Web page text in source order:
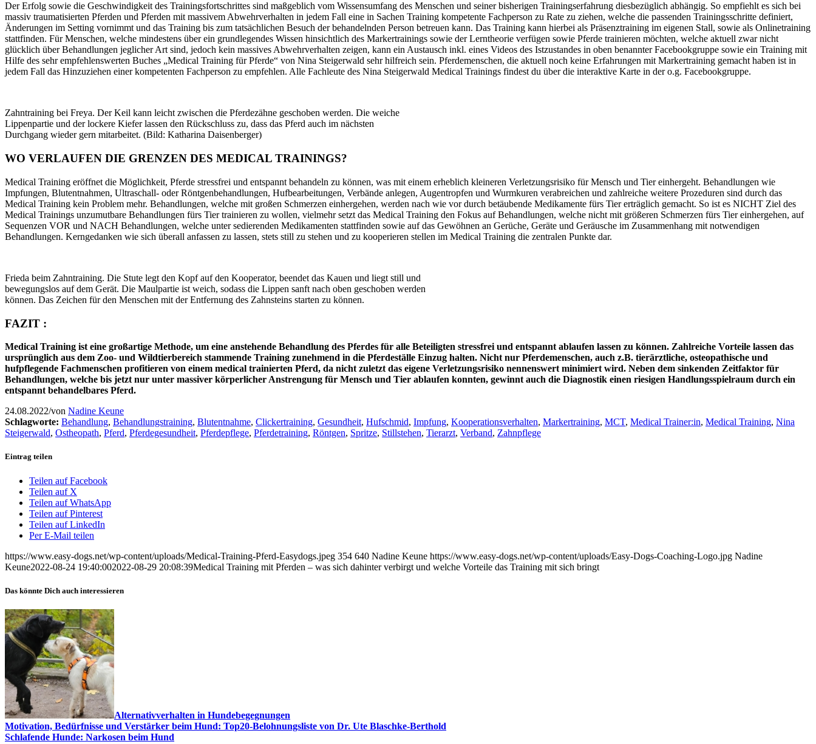
Der Erfolg sowie die Geschwindigkeit des Trainingsfortschrittes sind maßgeblich vom Wissensumfang des Menschen und seiner bisherigen Trainingserfahrung diesbezüglich abhängig. So empfiehlt es sich bei
massiv traumatisierten Pferden und Pferden mit massivem Abwehrverhalten in jedem Fall eine in Sachen Training kompetente Fachperson zu Rate zu ziehen, welche die passenden Trainingsschritte definiert,
Änderungen im Setting vornimmtund das Training bis zum tatsächlichen Besuch der behandelnden Person betreuen kann. Das Training kann hierbei als Präsenztraining im eigenen Stall, sowie als Onlinetraining
stattfinden. Für Menschen, welche mindestens über ein grundlegendes Wissen hinsichtlich des Markertrainings sowie der Lerntheorie verfügen sowie Pferde trainieren möchten, welche aktuell zwar nicht
glücklich überBehandlungen jeglicher Artsind, jedoch kein massives Abwehrverhalten zeigen, kann ein Austausch inkl. eines Videos des Istzustandes in oben benannter Facebookgruppe sowie ein Training mit
Hilfe des sehr empfehlenswerten Buches „Medical Training für Pferde“ von Nina Steigerwald sehr hilfreich sein. Pferdemenschen, die aktuell noch keine Erfahrungen mit Markertraining gemacht haben ist in
jedem Fall das Hinzuziehen einer kompetenten Fachperson zu empfehlen. Alle Fachleute des Nina Steigerwald Medical Trainings findest du über die interaktive Karte in der o.g. Facebookgruppe.
Zahntraining bei Freya. Der Keil kann leicht zwischen die Pferdezähne geschoben werden. Die weiche
Lippenpartie und der lockere Kiefer lassen den Rückschluss zu, dass das Pferd auch im nächsten
Durchgang wieder gern mitarbeitet. (Bild: Katharina Daisenberger)
WO VERLAUFEN DIE GRENZEN DES MEDICAL TRAININGS?
Medical Training eröffnet die Möglichkeit, Pferde stressfrei und entspannt behandeln zu können, was mit einem erheblich kleineren Verletzungsrisiko für Mensch und Tier einhergeht. Behandlungen wie
Impfungen, Blutentnahmen, Ultraschall- oder Röntgenbehandlungen, Hufbearbeitungen, Verbände anlegen, Augentropfen und Wurmkuren verabreichen und zahlreiche weitere Prozeduren sind durch das
Medical Training kein Problem mehr. Behandlungen, welche mit großen Schmerzen einhergehen, werden nach wie vor durch betäubende Medikamente fürs Tier erträglich gemacht. So ist es NICHT Ziel des
Medical Trainings unzumutbare Behandlungen fürs Tier trainieren zu wollen, vielmehr setzt das Medical Training den Fokus auf Behandlungen, welche nicht mit größeren Schmerzen fürs Tier einhergehen, auf
Sequenzen VOR und NACH Behandlungen, welche unter sedierenden Medikamenten stattfinden sowie auf das Gewöhnen an Gerüche, Geräte und Geräusche im Zusammenhang mit notwendigen
Behandlungen. Kerngedanken wie sich überall anfassen zu lassen, stets still zu stehen und zu kooperieren stellen im Medical Training die zentralen Punkte dar.
Frieda beim Zahntraining. Die Stute legt den Kopf auf den Kooperator, beendet das Kauen und liegt still und
bewegungslos auf dem Gerät. Die Maulpartie ist weich, sodass die Lippen sanft nach oben geschoben werden
können. Das Zeichen für den Menschen mit der Entfernung des Zahnsteins starten zu können.
FAZIT :
Medical Training ist eine großartige Methode, um eine anstehende Behandlung des Pferdes für alle Beteiligten stressfrei und entspannt ablaufen lassen zu können. Zahlreiche Vorteile lassen das
ursprünglich aus dem Zoo- und Wildtierbereich stammende Training zunehmend in die Pferdeställe Einzug halten. Nicht nur Pferdemenschen, auch z.B. tierärztliche, osteopathische und
hufpflegende Fachmenschen profitieren von einem medical trainierten Pferd, da nicht zuletzt das eigene Verletzungsrisiko nennenswert minimiert wird. Neben dem sinkenden Zeitfaktor für
Behandlungen, welche bis jetzt nur unter massiver körperlicher Anstrengung für Mensch und Tier ablaufen konnten, gewinnt auch die Diagnostik einen riesigen Handlungsspielraum durch ein
entspannt behandelbares Pferd.
24.08.2022/von Nadine Keune
Schlagworte: Behandlung, Behandlungstraining, Blutentnahme, Clickertraining, Gesundheit, Hufschmid, Impfung, Kooperationsverhalten, Markertraining, MCT, Medical Trainer:in, Medical Training, Nina
Steigerwald, Ostheopath, Pferd, Pferdegesundheit, Pferdepflege, Pferdetraining, Röntgen, Spritze, Stillstehen, Tierarzt, Verband, Zahnpflege
Eintrag teilen
Teilen auf Facebook
Teilen auf X
Teilen auf WhatsApp
Teilen auf Pinterest
Teilen auf LinkedIn
Per E-Mail teilen
https://www.easy-dogs.net/wp-content/uploads/Medical-Training-Pferd-Easydogs.jpeg 354 640 Nadine Keune https://www.easy-dogs.net/wp-content/uploads/Easy-Dogs-Coaching-Logo.jpg Nadine
Keune2022-08-24 19:40:002022-08-29 20:08:39Medical Training mit Pferden – was sich dahinter verbirgt und welche Vorteile das Training mit sich bringt
Das könnte Dich auch interessieren
Alternativverhalten in Hundebegegnungen
Motivation, Bedürfnisse und Verstärker beim Hund: Top20-Belohnungsliste von Dr. Ute Blaschke-Berthold
Schlafende Hunde: Narkosen beim Hund